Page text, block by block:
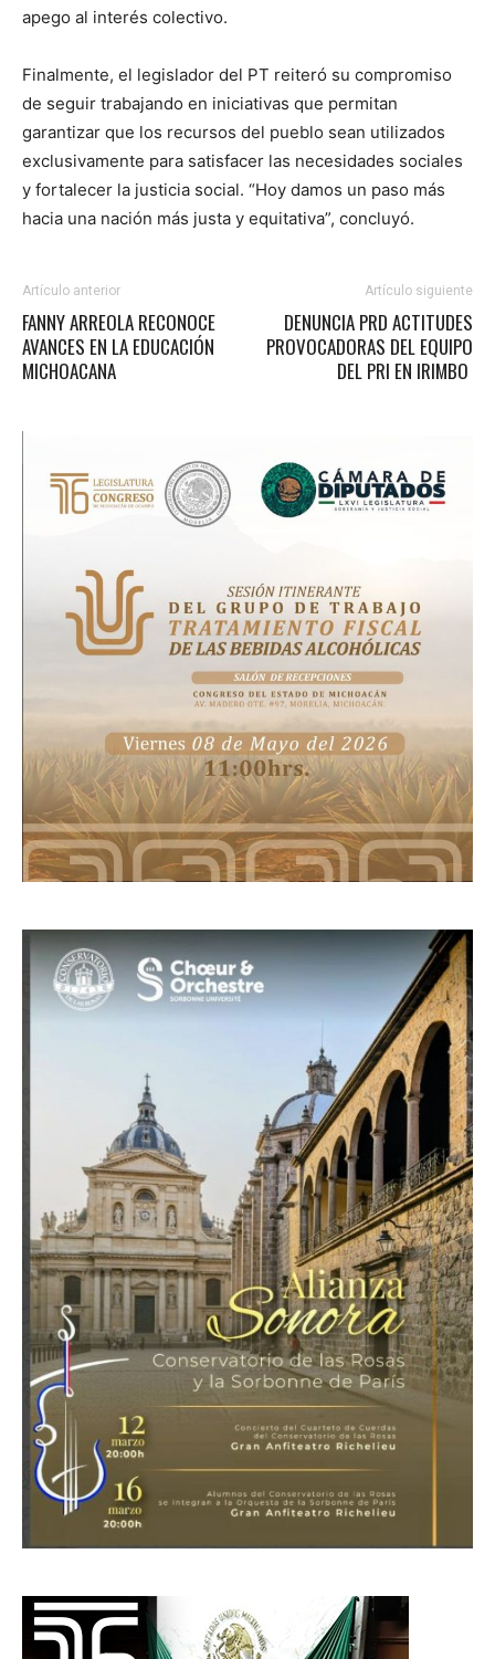
apego al interés colectivo.
Finalmente, el legislador del PT reiteró su compromiso
de seguir trabajando en iniciativas que permitan
garantizar que los recursos del pueblo sean utilizados
exclusivamente para satisfacer las necesidades sociales
y fortalecer la justicia social. “Hoy damos un paso más
hacia una nación más justa y equitativa”, concluyó.
Artículo anterior
FANNY ARREOLA RECONOCE
AVANCES EN LA EDUCACIÓN
MICHOACANA
Artículo siguiente
DENUNCIA PRD ACTITUDES
PROVOCADORAS DEL EQUIPO
DEL PRI EN IRIMBO